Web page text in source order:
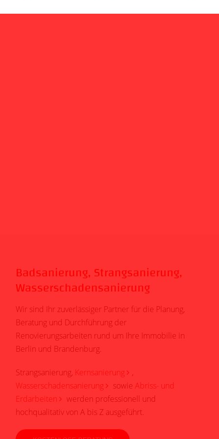
Badsanierung, Strangsanierung,
Wasserschadensanierung
Wir sind Ihr zuverlässiger Partner für die Planung,
Beratung und Durchführung der
Renovierungsarbeiten rund um Ihre Immobilie in
Berlin und Brandenburg.
Strangsanierung, Kernsanierung
,
Wasserschadensanierung
sowie Abriss- und
Erdarbeiten
werden professionell und
hochqualitativ von A bis Z ausgeführt.